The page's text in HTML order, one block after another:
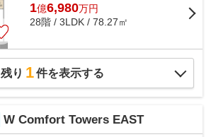
1億6,980万円
28階 / 3LDK / 78.27㎡
残り 1件を表示する
W Comfort Towers EAST